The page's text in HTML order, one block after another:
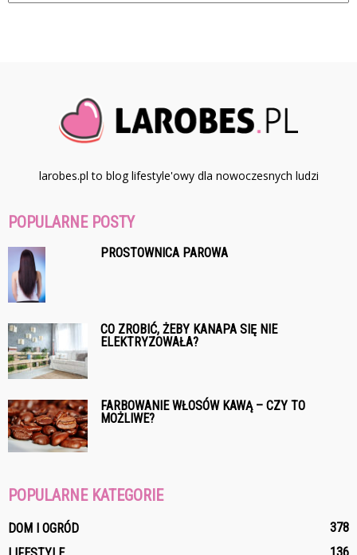
larobes.pl to blog lifestyle'owy dla nowoczesnych ludzi
POPULARNE POSTY
PROSTOWNICA PAROWA
CO ZROBIĆ, ŻEBY KANAPA SIĘ NIE
ELEKTRYZOWAŁA?
FARBOWANIE WŁOSÓW KAWĄ – CZY TO
MOŻLIWE?
POPULARNE KATEGORIE
DOM I OGRÓD
378